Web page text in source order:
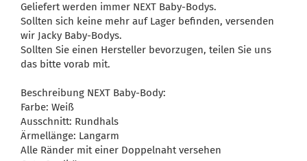
Geliefert werden immer NEXT Baby-Bodys.
Sollten sich keine mehr auf Lager befinden, versenden
wir Jacky Baby-Bodys.
Sollten Sie einen Hersteller bevorzugen, teilen Sie uns
das bitte vorab mit.
Beschreibung NEXT Baby-Body:
Farbe: Weiß
Ausschnitt: Rundhals
Ärmellänge: Langarm
Alle Ränder mit einer Doppelnaht versehen